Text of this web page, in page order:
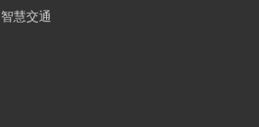
智慧交通